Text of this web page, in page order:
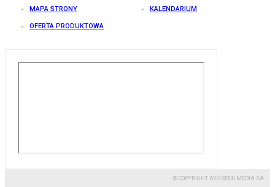
MAPA STRONY KALENDARIUM
OFERTA PRODUKTOWA
© COPYRIGHT BY GREMI MEDIA SA